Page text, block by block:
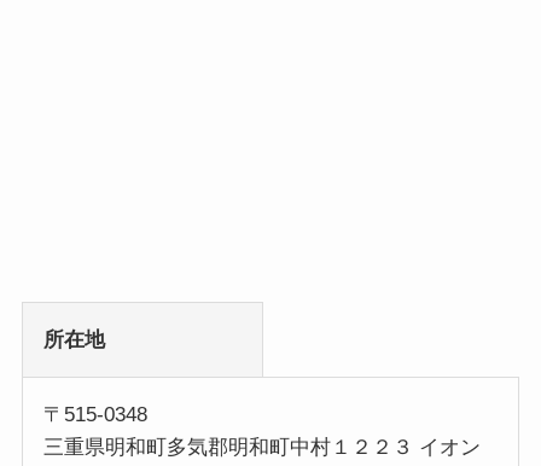
所在地
〒515-0348
三重県明和町多気郡明和町中村１２２３ イオン